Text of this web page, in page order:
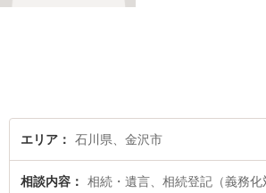
ません。
エリア 石川県、金沢市
相談内容 相続・遺言、相続登記（義務化